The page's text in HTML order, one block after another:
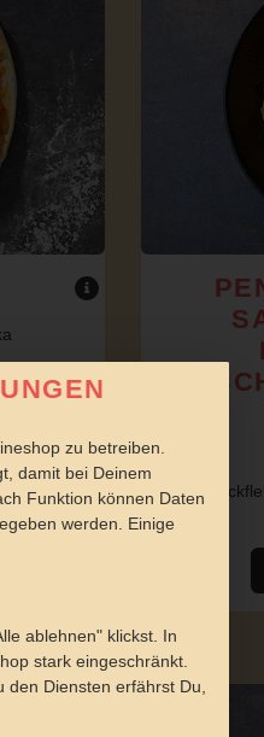
mit
zu betreiben.
damit bei Deinem
Funktion können Daten
werden. Einige
ablehnen" klickst. In
stark eingeschränkt.
Diensten erfährst Du,